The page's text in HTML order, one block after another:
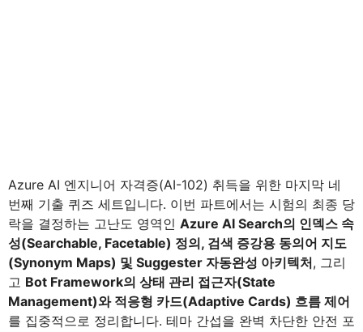
Azure AI 엔지니어 자격증(AI-102) 취득을 위한 마지막 네
번째 기출 퀴즈 세트입니다. 이번 파트에서는 시험의 최종 당
락을 결정하는 고난도 영역인 Azure AI Search의 인덱스 속
성(Searchable, Facetable) 정의, 검색 증강용 동의어 지도
(Synonym Maps) 및 Suggester 자동완성 아키텍처, 그리
고 Bot Framework의 상태 관리 접근자(State
Management)와 적응형 카드(Adaptive Cards) 흐름 제어
를 집중적으로 정리합니다. 테마 간섭을 완벽 차단한 안전 포